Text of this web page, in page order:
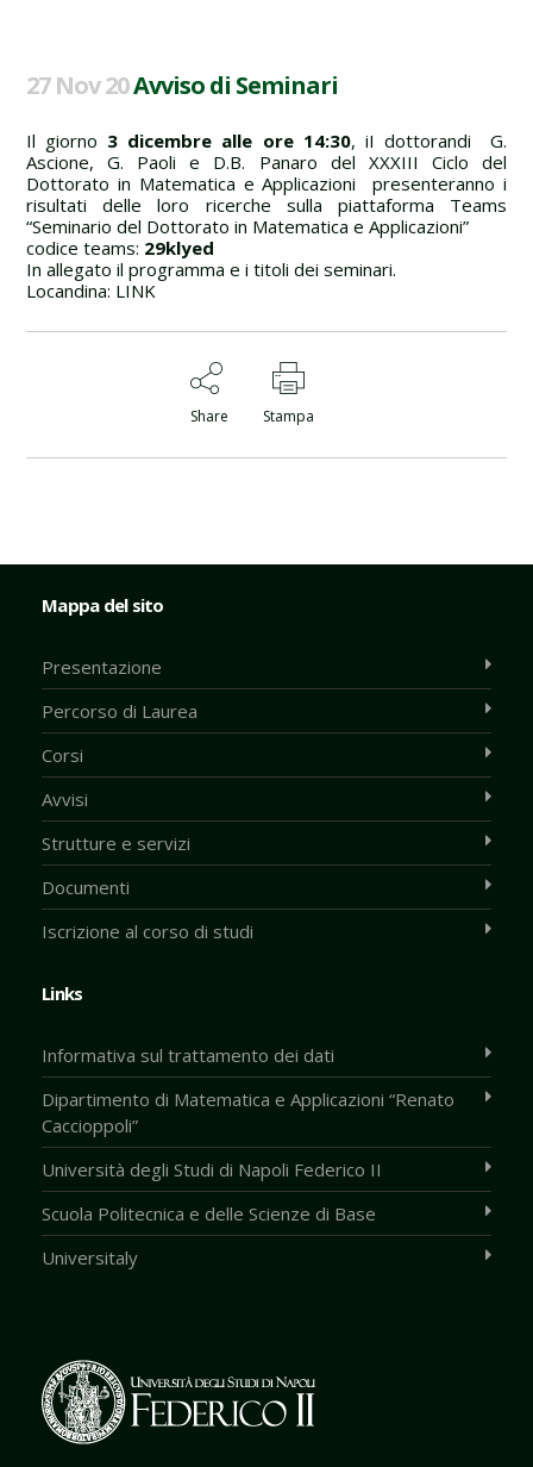
27 Nov 20Avviso di Seminari
Il giorno 3 dicembre alle ore 14:30, iI dottorandi G.
Ascione, G. Paoli e D.B. Panaro del XXXIII Ciclo del
Dottorato in Matematica e Applicazioni presenteranno i
risultati delle loro ricerche sulla piattaforma Teams
“Seminario del Dottorato in Matematica e Applicazioni”
codice teams: 29klyed
In allegato il programma e i titoli dei seminari.
Locandina: LINK
Share Stampa
Mappa del sito
Presentazione
Percorso di Laurea
Corsi
Avvisi
Strutture e servizi
Documenti
Iscrizione al corso di studi
Links
Informativa sul trattamento dei dati
Dipartimento di Matematica e Applicazioni “Renato
Caccioppoli”
Università degli Studi di Napoli Federico II
Scuola Politecnica e delle Scienze di Base
Universitaly